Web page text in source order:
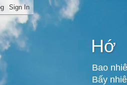
Hớ
Bao
Bấy